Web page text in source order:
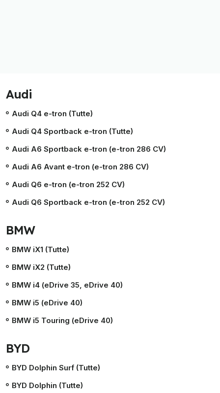
Audi
Audi Q4 e-tron (Tutte)
Audi Q4 Sportback e-tron (Tutte)
Audi A6 Sportback e-tron (e-tron 286 CV)
Audi A6 Avant e-tron (e-tron 286 CV)
Audi Q6 e-tron (e-tron 252 CV)
Audi Q6 Sportback e-tron (e-tron 252 CV)
BMW
BMW iX1 (Tutte)
BMW iX2 (Tutte)
BMW i4 (eDrive 35, eDrive 40)
BMW i5 (eDrive 40)
BMW i5 Touring (eDrive 40)
BYD
BYD Dolphin Surf (Tutte)
BYD Dolphin (Tutte)